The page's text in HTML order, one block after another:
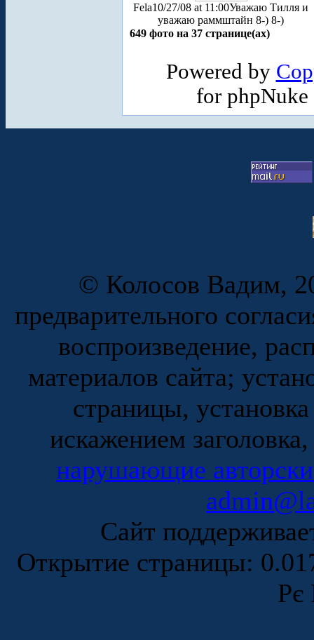
Fela10/27/08 at 11:00Уважаю Тилля и
уважаю раммштайн 8-) 8-)
649 фото на 37 странице(ах)
Powered by
for
© Колосов Вадим,
предварительного
воспроизведение,
материалов сайта;
страницы,
искажением
нарушающие
Сайт
Открытие страницы:
Рє